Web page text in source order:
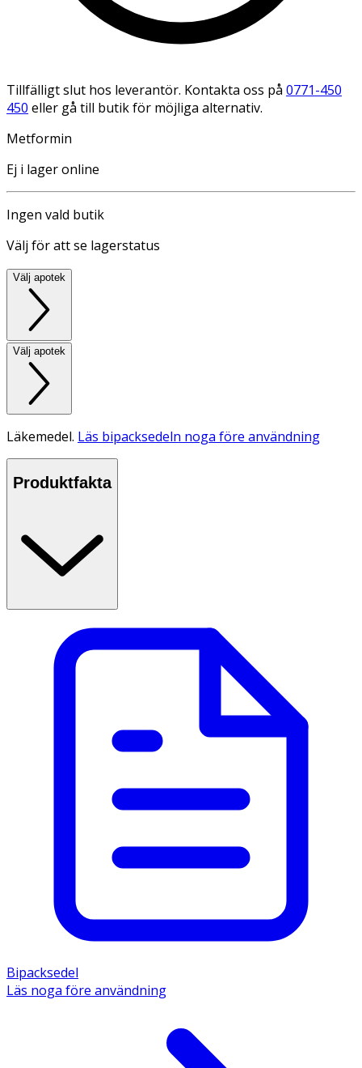
Tillfälligt slut hos leverantör. Kontakta oss på 0771-450
450 eller gå till butik för möjliga alternativ.
Metformin
Ej i lager online
Ingen vald butik
Välj för att se lagerstatus
Välj apotek
Välj apotek
Läkemedel. Läs bipacksedeln noga före användning
Produktfakta
Bipacksedel
Läs noga före användning